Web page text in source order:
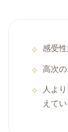
感受
高次
人よ
えて